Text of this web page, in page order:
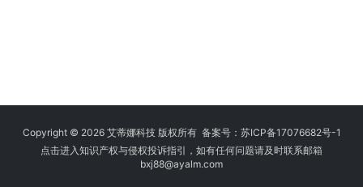
Copyright © 2026 艾蒂娜科技 版权所有 备案号： 苏ICP备17076682号-1
点击进入知识产权与侵权投诉指引，如有任何问题请及时联系邮箱
bxj88@ayalm.com